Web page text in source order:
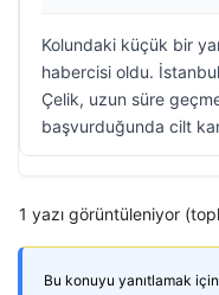
Kolundaki küçük bir
habercisi oldu.
Çelik, uzun süre
başvurduğunda cilt
1 yazı görüntüleniyor
Bu konuyu yanıtlamak için